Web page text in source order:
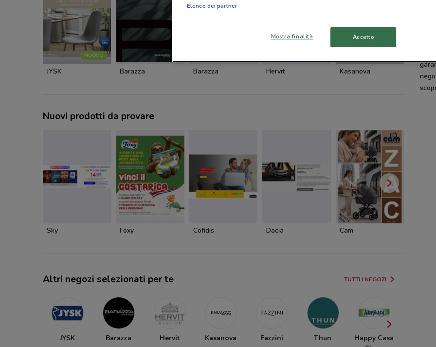
NUOVO
JYSK Barazza Barazza Hervit Kasanova
Nuovi prodotti da provare
Sky Foxy Cofidis Dacia Cam
Altri negozi selezionati per te TUTTI I NEGOZI
JYSK Barazza Hervit Kasanova Fazzini Thun
Happy Casa
Elenco dei partner
Mostra finalità Accetto